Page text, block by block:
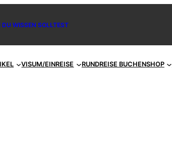
WISSEN SOLLTEST
VISUM/EINREISE RUNDREISE BUCHENSHOP